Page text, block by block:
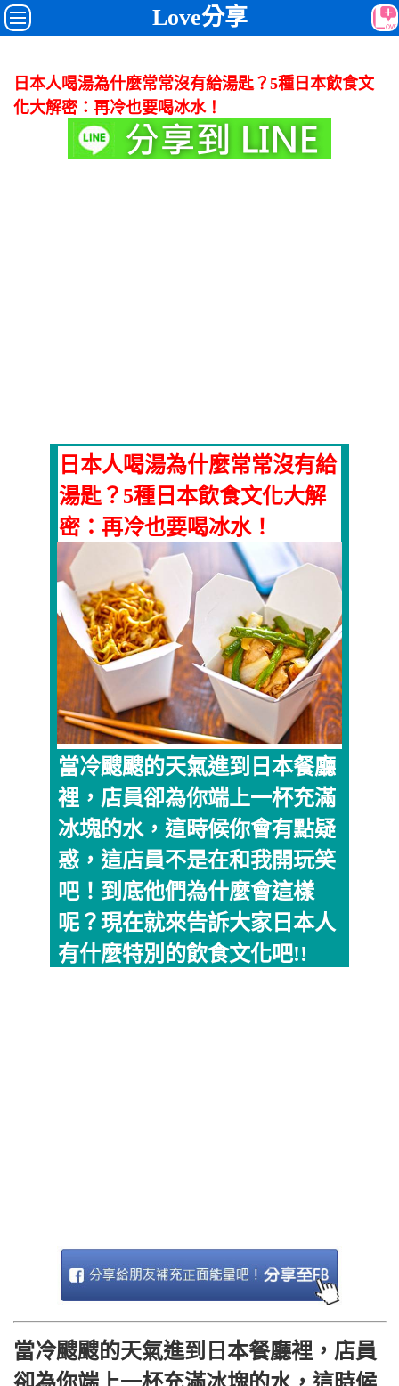
Love分享
日本人喝湯為什麼常常沒有給湯匙？5種日本飲食文
化大解密：再冷也要喝冰水！
日本人喝湯為什麼常常沒有給
湯匙？5種日本飲食文化大解
密：再冷也要喝冰水！
當冷颼颼的天氣進到日本餐廳
裡，店員卻為你端上一杯充滿
冰塊的水，這時候你會有點疑
惑，這店員不是在和我開玩笑
吧！到底他們為什麼會這樣
呢？現在就來告訴大家日本人
有什麼特別的飲食文化吧!!
當冷颼颼的天氣進到日本餐廳裡，店員